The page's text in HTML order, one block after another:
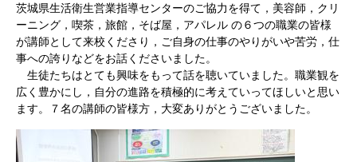
茨城県生活衛生営業指導センターのご協力を得て，美容師，クリ
ーニング，喫茶，旅館，そば屋，アパレル の６つの職業の皆様
が講師として来校くださり，ご自身の仕事のやりがいや苦労，仕
事への誇りなどをお話くださいました。
生徒たちはとても興味をもって話を聴いていました。職業観を
広く豊かにし，自分の進路を積極的に考えていってほしいと思い
ます。７名の講師の皆様方，大変ありがとうございました。